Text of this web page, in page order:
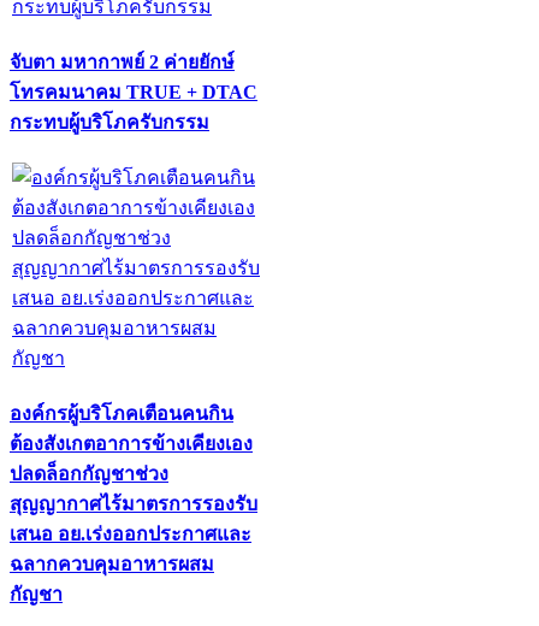
จับตา มหากาพย์ 2 ค่ายยักษ์
โทรคมนาคม TRUE + DTAC
กระทบผู้บริโภครับกรรม
องค์กรผู้บริโภคเตือนคนกิน
ต้องสังเกตอาการข้างเคียงเอง
ปลดล็อกกัญชาช่วง
สุญญากาศไร้มาตรการรองรับ
เสนอ อย.เร่งออกประกาศและ
ฉลากควบคุมอาหารผสม
กัญชา